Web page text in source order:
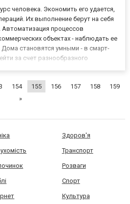
человека. Экономить его удается,
Их выполнение берут на себя
процессов
объектах - наблюдать ее
становятся умными - в смарт-
за счет разнообразного
154 155 156 157 158
159
»
Здоров'я
Транспорт
Розваги
Спорт
Культура